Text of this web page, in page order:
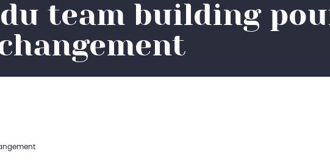
du team building